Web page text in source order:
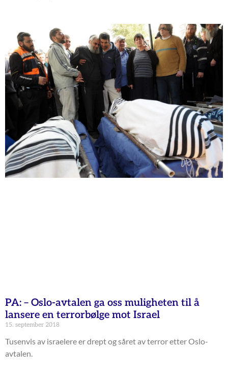
PA: – Oslo-avtalen ga oss muligheten til å
lansere en terrorbølge mot Israel
15. september 2018
Tusenvis av israelere er drept og såret av terror etter Oslo-
avtalen.